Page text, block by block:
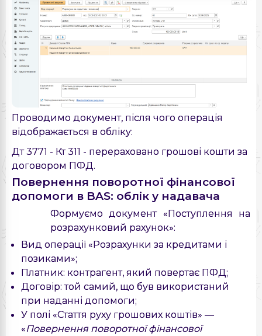
Проводимо документ, після чого операція
відображається в обліку:
Дт 3771 - Кт 311 - перераховано грошові кошти за
договором ПФД.
Повернення поворотної фінансової
допомоги в BAS: облік у надавача
Формуємо документ «Поступлення на
розрахунковий рахунок»:
Вид операції «Розрахунки за кредитами і
позиками»;
Платник: контрагент, який повертає ПФД;
Договір: той самий, що був використаний
при наданні допомоги;
У полі «Стаття руху грошових коштів» —
«Повернення поворотної фінансової